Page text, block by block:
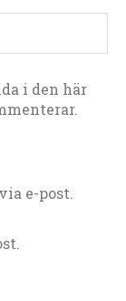
i den här
e-post.